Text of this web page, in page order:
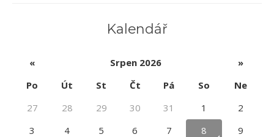
Kalendář
« Srpen 2026
»
Po
Út St Čt Pá So
Ne
27
28 29 30 31 1
2
3
4 5 6 7 8
9